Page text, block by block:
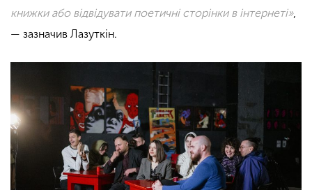
книжки або відвідувати поетичні сторінки в інтернеті»,
— зазначив Лазуткін.